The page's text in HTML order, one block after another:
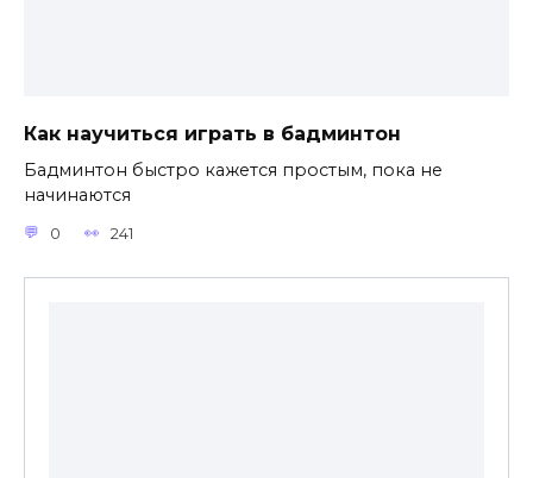
Как научиться играть в бадминтон
Бадминтон быстро кажется простым, пока не
начинаются
0 241